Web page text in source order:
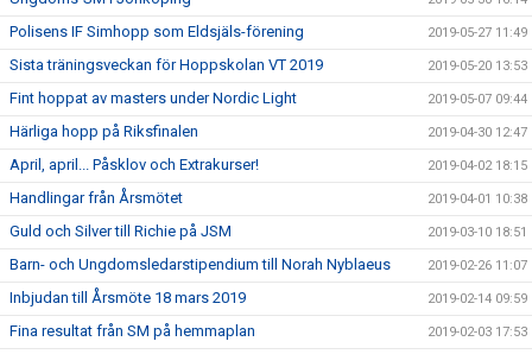
Polisens IF Simhopp som Eldsjäls-förening 2019-05-27 11:49
Sista träningsveckan för Hoppskolan VT 2019 2019-05-20 13:53
Fint hoppat av masters under Nordic Light 2019-05-07 09:44
Härliga hopp på Riksfinalen 2019-04-30 12:47
April, april... Påsklov och Extrakurser! 2019-04-02 18:15
Handlingar från Årsmötet 2019-04-01 10:38
Guld och Silver till Richie på JSM 2019-03-10 18:51
Barn- och Ungdomsledarstipendium till Norah Nyblaeus 2019-02-26 11:07
Inbjudan till Årsmöte 18 mars 2019 2019-02-14 09:59
Fina resultat från SM på hemmaplan 2019-02-03 17:53